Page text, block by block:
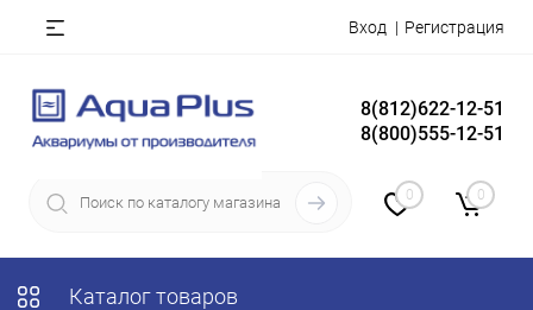
Вход Регистрация
8(812)622-12-51
8(800)555-12-51
0 0
Каталог товаров